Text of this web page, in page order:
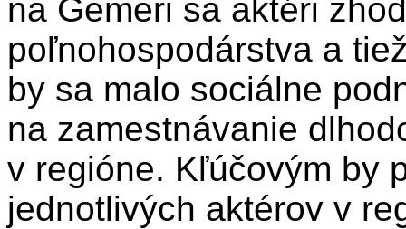
na Gemeri sa aktéri
poľnohospodárstva a
by sa malo sociálne
na zamestnávanie
v regióne. Kľúčovým by
jednotlivých aktérov v